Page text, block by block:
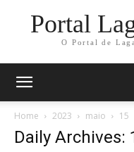
Portal
O Portal de
Home 2023 maio 15
Daily Archives: